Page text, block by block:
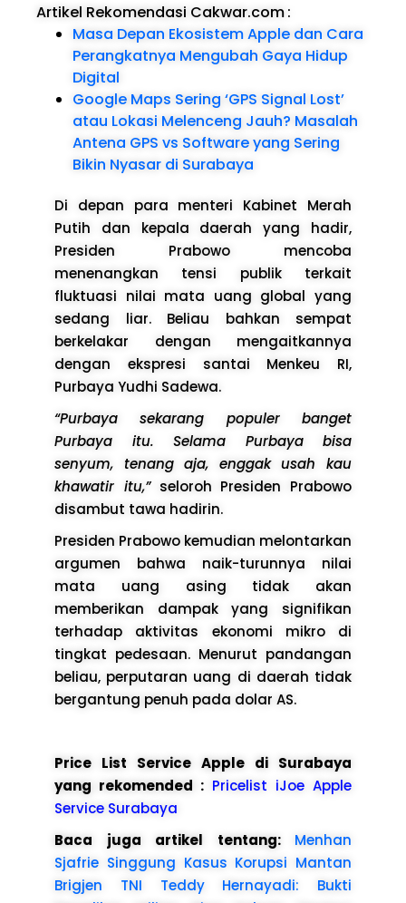
Artikel Rekomendasi Cakwar.com:
Masa Depan Ekosistem Apple dan Cara
Perangkatnya Mengubah Gaya Hidup
Digital
Google Maps Sering ‘GPS Signal Lost’
atau Lokasi Melenceng Jauh? Masalah
Antena GPS vs Software yang Sering
Bikin Nyasar di Surabaya
Di depan para menteri Kabinet Merah
Putih dan kepala daerah yang hadir,
Presiden Prabowo mencoba
menenangkan tensi publik terkait
fluktuasi nilai mata uang global yang
sedang liar. Beliau bahkan sempat
berkelakar dengan mengaitkannya
dengan ekspresi santai Menkeu RI,
Purbaya Yudhi Sadewa.
“Purbaya sekarang populer banget
Purbaya itu. Selama Purbaya bisa
senyum, tenang aja, enggak usah kau
khawatir itu,”seloroh Presiden Prabowo
disambut tawa hadirin.
Presiden Prabowo kemudian melontarkan
argumen bahwa naik-turunnya nilai
mata uang asing tidak akan
memberikan dampak yang signifikan
terhadap aktivitas ekonomi mikro di
tingkat pedesaan. Menurut pandangan
beliau, perputaran uang di daerah tidak
bergantung penuh pada dolar AS.
Price List Service Apple di Surabaya
yang rekomended : Pricelist iJoe Apple
Service Surabaya
Baca juga artikel tentang: Menhan
Sjafrie Singgung Kasus Korupsi Mantan
Brigjen TNI Teddy Hernayadi: Bukti